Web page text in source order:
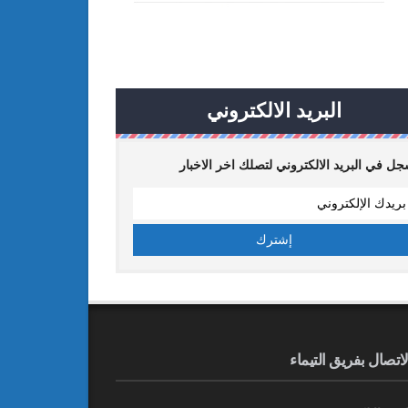
البريد الالكتروني
في البريد الالكتروني لتصلك اخر الاخبار
الاتصال بفريق التيماء